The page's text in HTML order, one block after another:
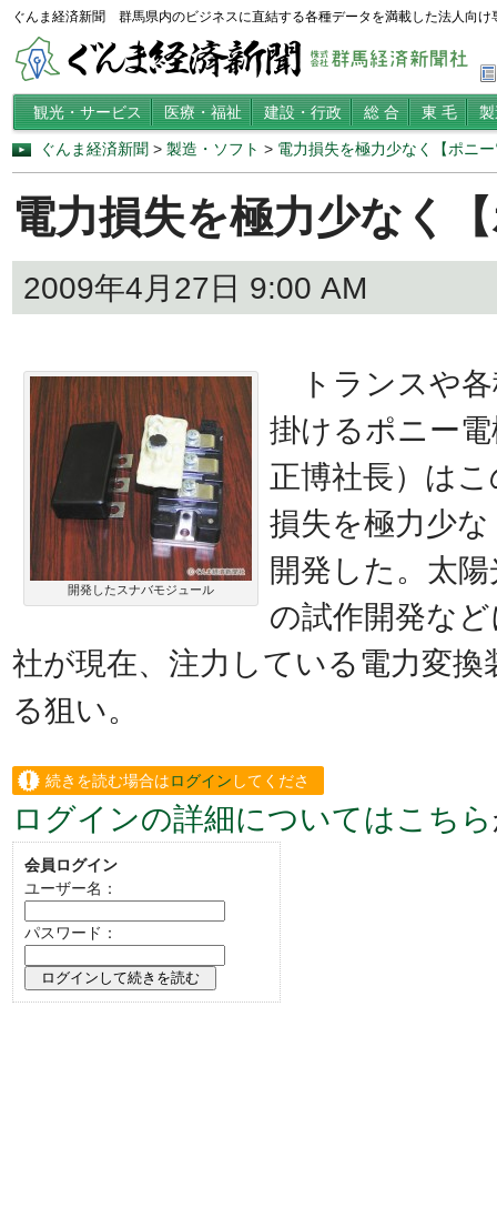
ぐんま経済新聞 群馬県内のビジネスに直結する各種データを満載した法人向け
観光・サービス 医療・福祉 建設・行政 総 合 東 毛
ぐんま経済新聞 > 製造・ソフト > 電力損失を極力少なく【ポニ
電力損失を極力少なく
2009年4月27日 9:00 AM
開発したスナバモジュール
トランスや各
掛けるポニー
正博社長）は
損失を極力少
開発した。太
の試作開発な
社が現在、注力している電力変
る狙い。
続きを読む場合はログイン してくださ
い。
ログインの詳細についてはこちら
会員ログイン
ユーザー名：
パスワード：